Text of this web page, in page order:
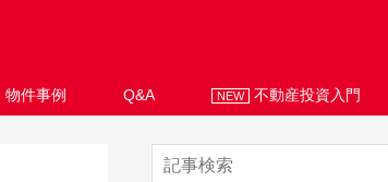
物件事例 Q&A NEW 不動産投資入門